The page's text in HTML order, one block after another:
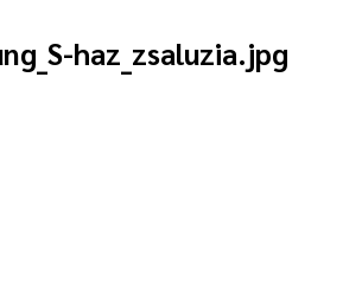
haz_zsaluzia.jpg